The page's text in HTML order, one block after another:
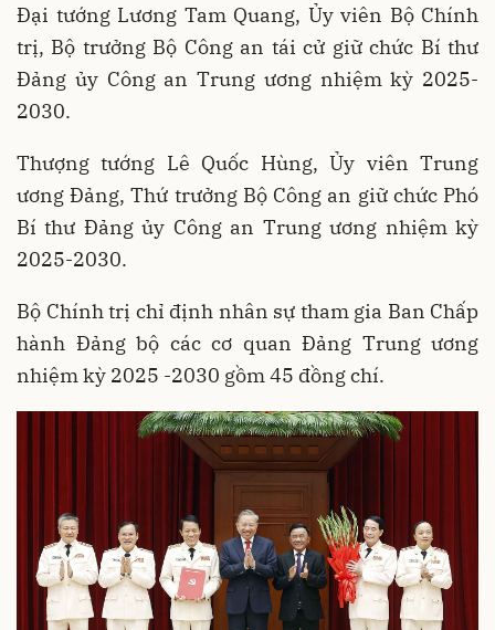
Đại tướng Lương Tam Quang, Ủy viên Bộ Chính
trị, Bộ trưởng Bộ Công an tái cử giữ chức Bí thư
Đảng ủy Công an Trung ương nhiệm kỳ 2025-
2030.
Thượng tướng Lê Quốc Hùng, Ủy viên Trung
ương Đảng, Thứ trưởng Bộ Công an giữ chức Phó
Bí thư Đảng ủy Công an Trung ương nhiệm kỳ
2025-2030.
Bộ Chính trị chỉ định nhân sự tham gia Ban Chấp
hành Đảng bộ các cơ quan Đảng Trung ương
nhiệm kỳ 2025 -2030 gồm 45 đồng chí.